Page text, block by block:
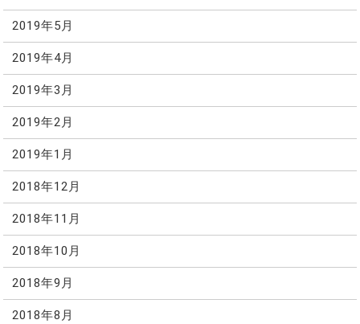
2019年5月
2019年4月
2019年3月
2019年2月
2019年1月
2018年12月
2018年11月
2018年10月
2018年9月
2018年8月